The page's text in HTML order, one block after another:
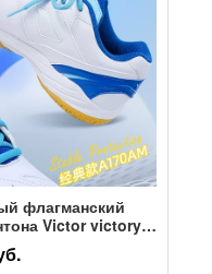
флагманский
Victor victory
professional